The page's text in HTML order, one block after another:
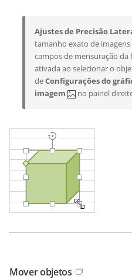
Ajustes de Precisão
tamanho exato de
campos de mensuração
ativada ao selecionar o
deConfigurações do
imagem
no painel
Mover objetos